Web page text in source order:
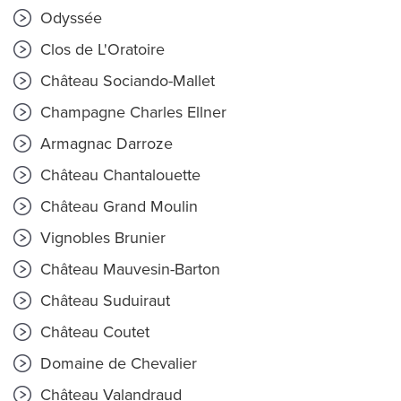
Odyssée
Clos de L'Oratoire
Château Sociando-Mallet
Champagne Charles Ellner
Armagnac Darroze
Château Chantalouette
Château Grand Moulin
Vignobles Brunier
Château Mauvesin-Barton
Château Suduiraut
Château Coutet
Domaine de Chevalier
Château Valandraud